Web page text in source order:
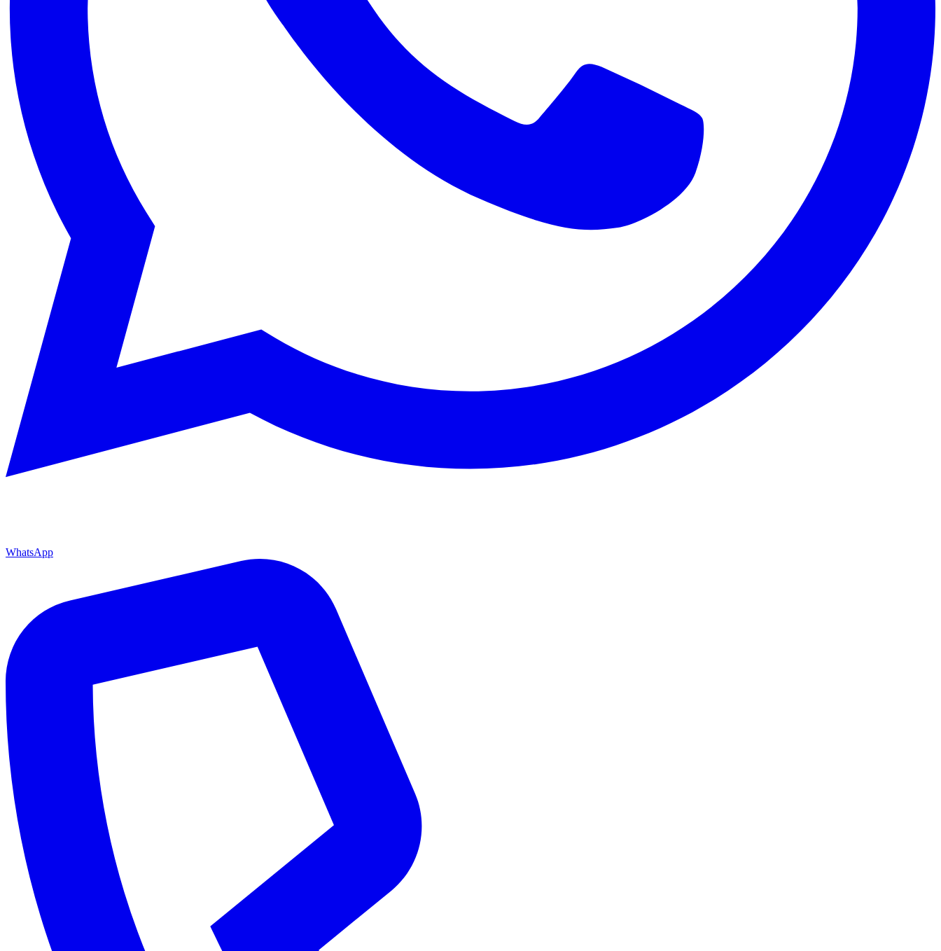
WhatsApp